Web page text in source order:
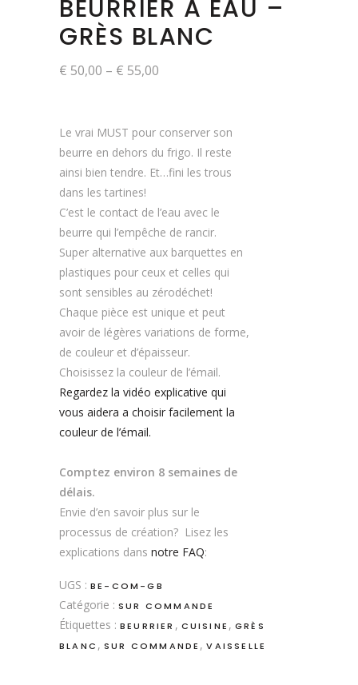
BEURRIER A EAU –
GRÈS BLANC
€ 50,00 – € 55,00
Le vrai MUST pour conserver son
beurre en dehors du frigo. Il reste
ainsi bien tendre. Et…fini les trous
dans les tartines!
C’est le contact de l’eau avec le
beurre qui l’empêche de rancir.
Super alternative aux barquettes en
plastiques pour ceux et celles qui
sont sensibles au zérodéchet!
Chaque pièce est unique et peut
avoir de légères variations de forme,
de couleur et d’épaisseur.
Choisissez la couleur de l’émail.
Regardez la vidéo explicative qui
vous aidera a choisir facilement la
couleur de l’émail.
Comptez environ 8 semaines de
délais.
Envie d’en savoir plus sur le
processus de création? Lisez les
explications dans notre FAQ:
UGS : BE-COM-GB
Catégorie : SUR COMMANDE
Étiquettes : BEURRIER , CUISINE ,GRÈS
BLANC , SUR COMMANDE ,VAISSELLE